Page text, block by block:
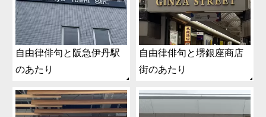
自由律俳句と阪急伊丹駅
のあたり
自由律俳句と堺銀座商店
街のあたり